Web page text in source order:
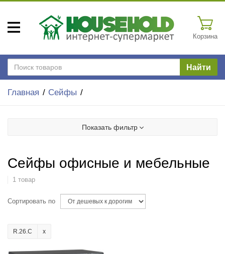
Корзина
Найти
Главная Сейфы
Показать фильтр
Сейфы офисные и мебельные
1 товар
Сортировать по
R.26.C